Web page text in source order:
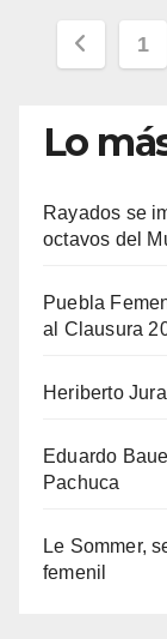
1
Lo
Rayados se
octavos del
Puebla
al Clausura
Heriberto
Eduardo
Pachuca
Le Sommer,
femenil